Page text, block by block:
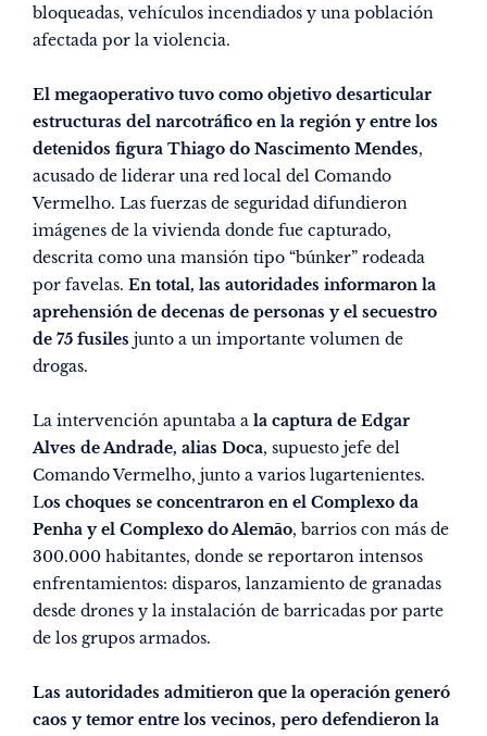
bloqueadas, vehículos incendiados y una población
afectada por la violencia.
El megaoperativo tuvo como objetivo desarticular
estructuras del narcotráfico en la región y entre los
detenidos figura Thiago do Nascimento Mendes,
acusado de liderar una red local del Comando
Vermelho. Las fuerzas de seguridad difundieron
imágenes de la vivienda donde fue capturado,
descrita como una mansión tipo “búnker” rodeada
por favelas. En total, las autoridades informaron la
aprehensión de decenas de personas y el secuestro
de 75 fusiles junto a un importante volumen de
drogas.
La intervención apuntaba a la captura de Edgar
Alves de Andrade, alias Doca, supuesto jefe del
Comando Vermelho, junto a varios lugartenientes.
Los choques se concentraron en el Complexo da
Penha y el Complexo do Alemão, barrios con más de
300.000 habitantes, donde se reportaron intensos
enfrentamientos: disparos, lanzamiento de granadas
desde drones y la instalación de barricadas por parte
de los grupos armados.
Las autoridades admitieron que la operación generó
caos y temor entre los vecinos, pero defendieron la